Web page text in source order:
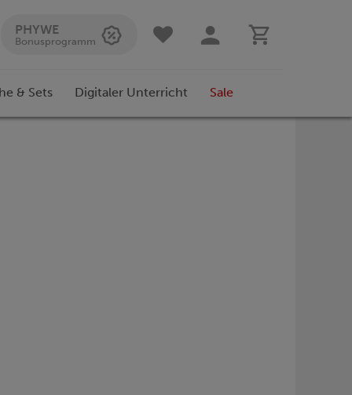
PHYWE
Bonusprogramm
& Sets Digitaler Unterricht Sale